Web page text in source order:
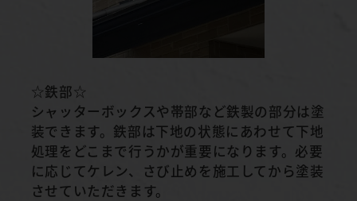
☆鉄部☆
シャッターボックスや帯部など鉄製の部分は塗
装できます。鉄部は下地の状態にあわせて下地
処理をどこまで行うかが重要になります。必要
に応じてケレン、さび止めを施工してから塗装
させていただきます。